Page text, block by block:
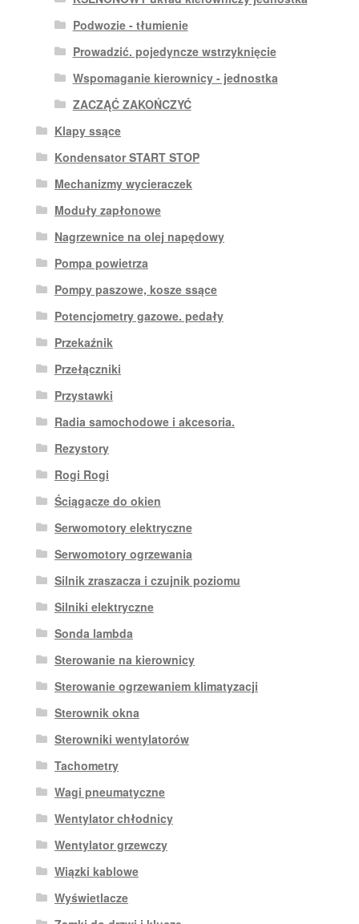
Podwozie - tłumienie
Prowadzić. pojedyncze wstrzyknięcie
Wspomaganie kierownicy - jednostka
ZACZĄĆ ZAKOŃCZYĆ
Klapy ssące
Kondensator START STOP
Mechanizmy wycieraczek
Moduły zapłonowe
Nagrzewnice na olej napędowy
Pompa powietrza
Pompy paszowe, kosze ssące
Potencjometry gazowe. pedały
Przekaźnik
Przełączniki
Przystawki
Radia samochodowe i akcesoria.
Rezystory
Rogi Rogi
Ściągacze do okien
Serwomotory elektryczne
Serwomotory ogrzewania
Silnik zraszacza i czujnik poziomu
Silniki elektryczne
Sonda lambda
Sterowanie na kierownicy
Sterowanie ogrzewaniem klimatyzacji
Sterownik okna
Sterowniki wentylatorów
Tachometry
Wagi pneumatyczne
Wentylator chłodnicy
Wentylator grzewczy
Wiązki kablowe
Wyświetlacze